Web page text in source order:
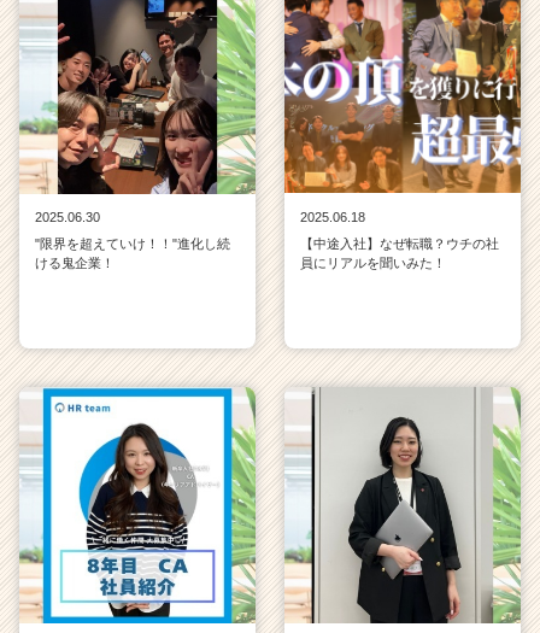
2025.06.30
"限界を超えていけ！！"進化し続
ける鬼企業！
2025.06.18
【中途入社】なぜ転職？ウチの社
員にリアルを聞いみた！